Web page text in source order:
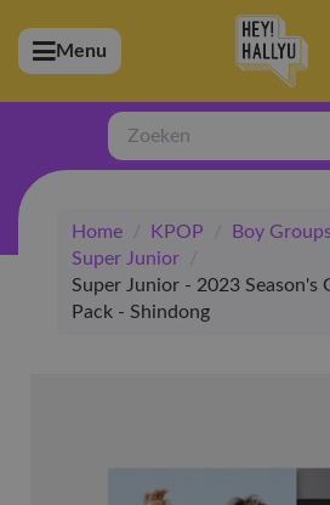
(Artiesten)
(Merchandise)
(Exclusive)
(Winkel)
Menu
Zoeken
Home / KPOP / Boy Groups
Super Junior
/
Super Junior - 2023 Season's
Pack - Shindong